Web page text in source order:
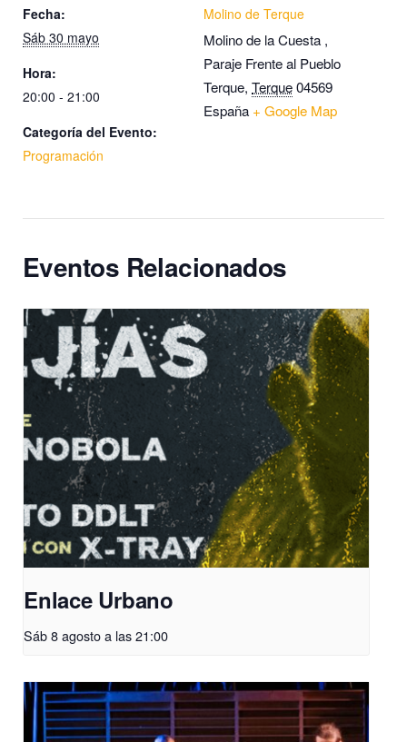
Fecha:
Sáb 30 mayo
Hora:
20:00 - 21:00
Categoría del Evento:
Programación
Molino de Terque
Molino de la Cuesta ,
Paraje Frente al Pueblo
Terque, Terque04569
España + Google Map
Eventos Relacionados
Enlace Urbano
Sáb 8 agosto a las 21:00